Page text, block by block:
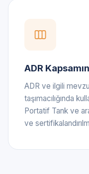
ADR
ADR ve ilgili
taşımacılığında
Portatif Tank ve
ve